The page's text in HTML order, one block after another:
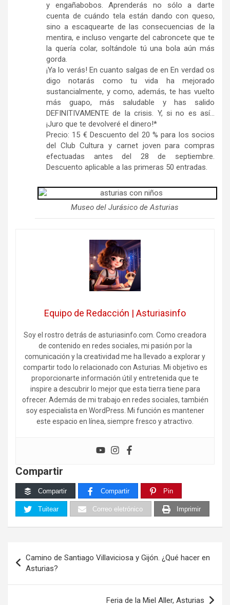
y engañabobos. Aprenderás no sólo a darte
cuenta de cuándo tela están dando con queso,
sino a escaquearte de las consecuencias de la
mentira, e incluso vengarte del cabroncete que te
la quería colar, soltándole tú una bola aún más
gorda.
¡Ya lo verás! En cuanto salgas de en En verdad os
digo notarás como tu vida ha mejorado
sustancialmente, y como, además, te has vuelto
más guapo, más saludable y has salido
DEFINITIVAMENTE de la crisis. Y, si no es así…
¡Juro que te devolveré el dinero!*
Precio: 15 € Descuento del 20 % para los socios
del Club Cultura y carnet joven para compras
efectuadas antes del 28 de septiembre.
Descuento aplicable a las primeras 50 entradas.
Museo del Jurásico de Asturias
Equipo de Redacción | Asturiasinfo
Soy el rostro detrás de asturiasinfo.com. Como creadora
de contenido en redes sociales, mi pasión por la
comunicación y la creatividad me ha llevado a explorar y
compartir todo lo relacionado con Asturias. Mi objetivo es
proporcionarte información útil y entretenida que te
inspire a descubrir lo mejor que esta tierra tiene para
ofrecer. Además de mi trabajo en redes sociales, también
soy especialista en WordPress. Mi función es mantener
este espacio en línea, siempre fresco y atractivo.
Compartir
Compartir Compartir Pin
Tuitear Correo eletrónico Imprimir
de
entradas
Camino de Santiago Villaviciosa y Gijón. ¿Qué hacer en
Asturias?
Feria de la Miel Aller, Asturias